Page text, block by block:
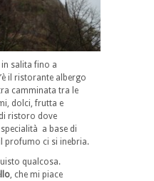
salita fino a
il ristorante albergo
camminata tra le
dolci, frutta e
ristoro dove
a base di
profumo ci si inebria.
qualcosa.
, che mi piace